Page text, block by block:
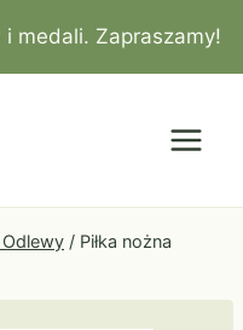
medali. Zapraszamy!
/ Piłka nożna